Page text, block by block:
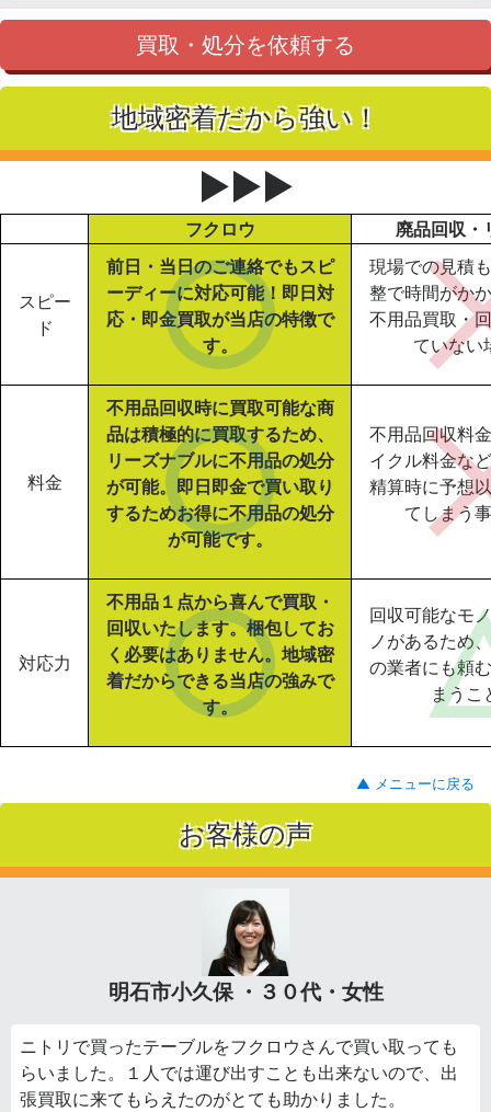
買取・処分を依頼する
地域密着だから強い！
▶▶▶
フクロウ 廃品回収・
スピー
ド
前日・当日のご連絡でもスピ
ーディーに対応可能！即日対
応・即金買取が当店の特徴で
す。
現場での見積
整で時間がか
不用品買取・
ていない
料金
不用品回収時に買取可能な商
品は積極的に買取するため、
リーズナブルに不用品の処分
が可能。即日即金で買い取り
するためお得に不用品の処分
が可能です。
不用品回収料
イクル料金な
精算時に予想
てしまう
対応力
不用品１点から喜んで買取・
回収いたします。梱包してお
く必要はありません。地域密
着だからできる当店の強みで
す。
回収可能なモ
ノがあるため
の業者にも頼
まうこ
▲ メニューに戻る
お客様の声
明石市小久保 ・３０代・女性
ニトリで買ったテーブルをフクロウさんで買い取っても
らいました。１人では運び出すことも出来ないので、出
張買取に来てもらえたのがとても助かりました。